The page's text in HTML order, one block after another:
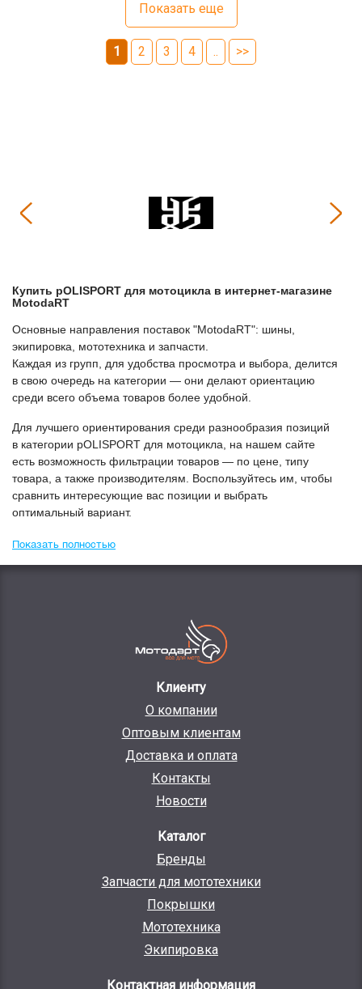
Показать еще
1 2 3 4 .. >>
Купить POLISPORT для мотоцикла в интернет-магазине
МоtodaRT
Основные направления поставок "МоtodaRT": шины,
экипировка, мототехника и запчасти.
Каждая из групп, для удобства просмотра и выбора, делится
в свою очередь на категории — они делают ориентацию
среди всего объема товаров более удобной.
Для лучшего ориентирования среди разнообразия позиций
в категории
POLISPORT для мотоцикла , на нашем сайте
есть возможность фильтрации товаров — по цене, типу
товара, а также производителям. Воспользуйтесь им, чтобы
сравнить интересующие вас позиции и выбрать
оптимальный вариант.
Показать полностью
Клиенту
О компании
Оптовым клиентам
Доставка и оплата
Контакты
Новости
Каталог
Бренды
Запчасти для мототехники
Покрышки
Мототехника
Экипировка
Контактная информация